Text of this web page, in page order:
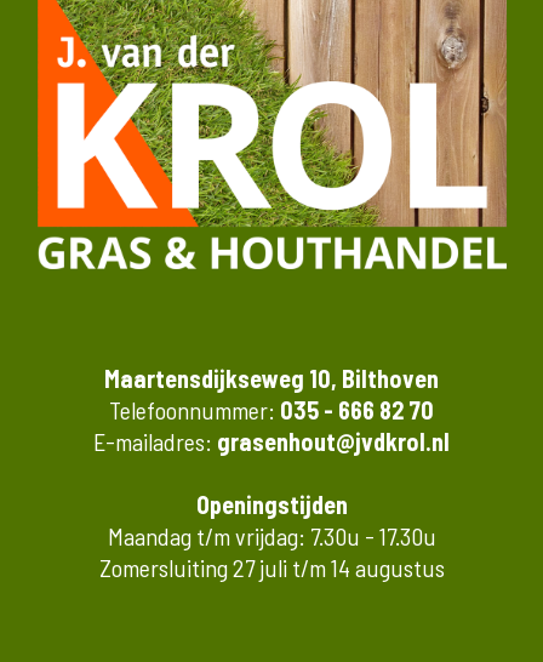
Maartensdijkseweg 10, Bilthoven
Telefoonnummer: 035 - 666 82 70
E-mailadres: grasenhout@jvdkrol.nl
Openingstijden
Maandag t/m vrijdag: 7.30u - 17.30u
Zomersluiting 27 juli t/m 14 augustus